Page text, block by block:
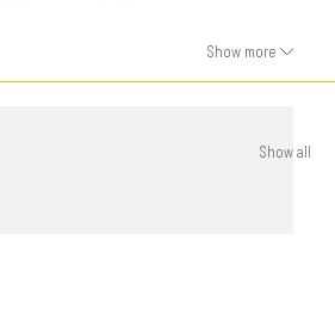
Show more
Show all